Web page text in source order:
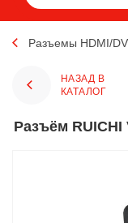
Разъемы HDMI/
НАЗАД В
КАТАЛОГ
Разъём